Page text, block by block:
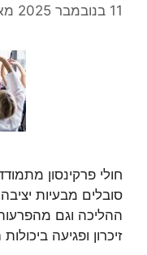
11 בנובמבר 2025
חולי פרקינסון
סובלים מבעיות
ההליכה וגם מהפרעות
זיכרון ופגיעה